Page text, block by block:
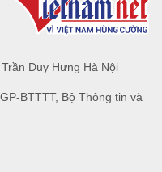
Duy Hưng Hà Nội
BTTTT, Bộ Thông tin và